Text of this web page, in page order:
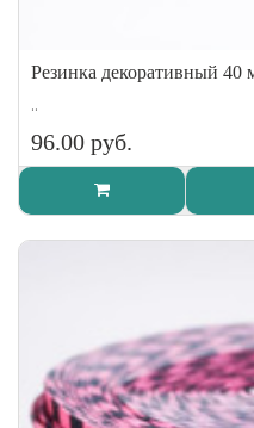
Резинка декоративный
..
96.00 руб.